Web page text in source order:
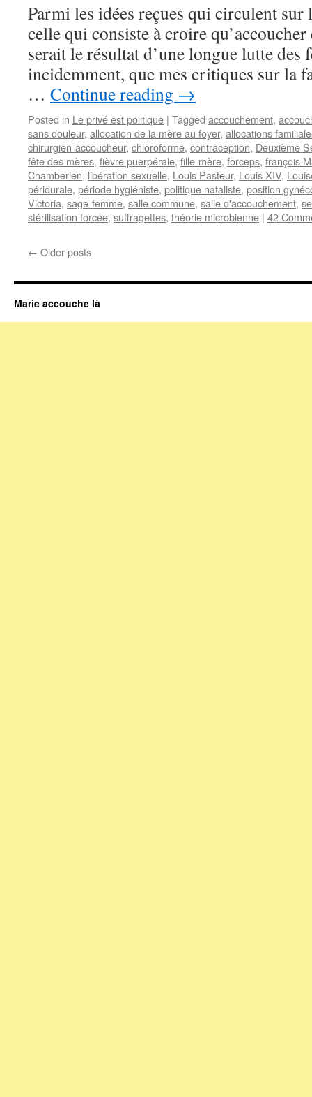
Parmi les idées reçues qui circulent sur
celle qui consiste à croire
serait le résultat d’une longue lutte des
incidemment, que mes critiques sur la
… Continue reading →
Posted in Le privé est politique | Tagged accouchement,
sans douleur, allocation de la mère au foyer, allocations
chirurgien-accoucheur, chloroforme, contraception, Deuxième
fête des mères, fièvre puerpérale, fille-mère, forceps, françois
Chamberlen, libération sexuelle, Louis Pasteur, Louis XIV,
péridurale, période hygiéniste, politique nataliste, position
Victoria, sage-femme, salle commune, salle d'accouchement,
stérilisation forcée, suffragettes, théorie microbienne | 42
← Older posts
Marie accouche là